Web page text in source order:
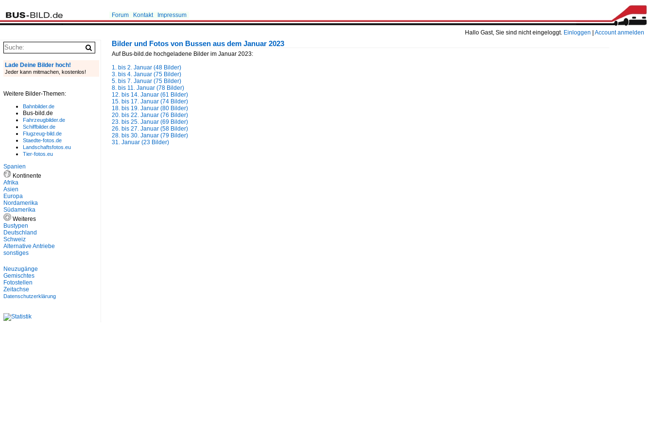
Hallo Gast, Sie sind nicht eingeloggt. Einloggen Account anmelden
Forum Kontakt Impressum
Bilder und Fotos von Bussen aus dem Januar 2023
Auf Bus-bild.de hochgeladene Bilder im Januar 2023:
1. bis 2. Januar (48 Bilder)
3. bis 4. Januar (75 Bilder)
5. bis 7. Januar (75 Bilder)
8. bis 11. Januar (78 Bilder)
12. bis 14. Januar (61 Bilder)
15. bis 17. Januar (74 Bilder)
18. bis 19. Januar (80 Bilder)
20. bis 22. Januar (76 Bilder)
23. bis 25. Januar (69 Bilder)
26. bis 27. Januar (58 Bilder)
28. bis 30. Januar (79 Bilder)
31. Januar (23 Bilder)
Lade Deine Bilder hoch!
Jeder kann mitmachen, kostenlos!
Weitere Bilder-Themen:
Bahnbilder.de
Bus-bild.de
Fahrzeugbilder.de
Schiffbilder.de
Flugzeug-bild.de
Staedte-fotos.de
Landschaftsfotos.eu
Tier-fotos.eu
Spanien
Kontinente
Afrika
Asien
Europa
Nordamerika
Südamerika
Weiteres
Bustypen
Deutschland
Schweiz
Alternative Antriebe
sonstiges
Neuzugänge
Gemischtes
Fotostellen
Zeitachse
Datenschutzerklärung